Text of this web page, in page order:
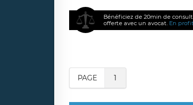
Bénéficiez de 20min de
offerte avec un avocat. En
PAGE 1